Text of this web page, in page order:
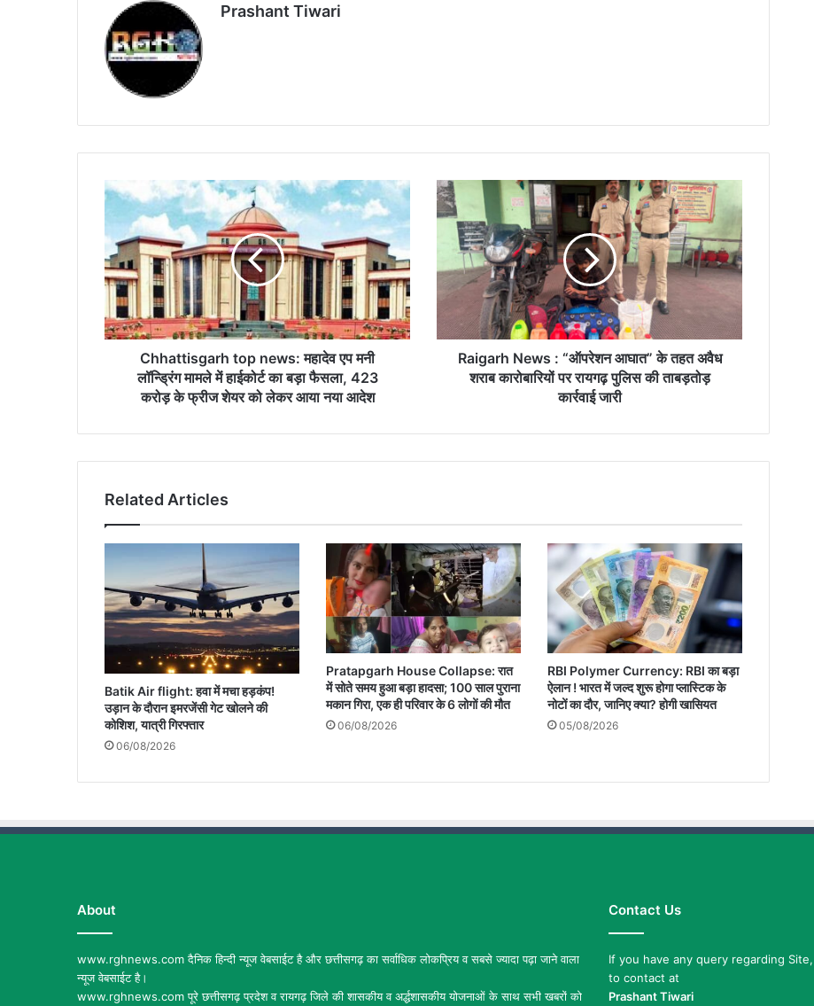
Prashant Tiwari
Chhattisgarh
news:
महादेव
एप
मनी
लॉन्ड्रिंग
मामले
में
शेयर
को
लेकर
आदेश
Chhattisgarh top news: महादेव एप मनी
लॉन्ड्रिंग मामले में हाईकोर्ट का बड़ा फैसला, 423
करोड़ के फ्रीज शेयर को लेकर आया नया आदेश
Raigarh
News
“ऑपरेशन
आघात”
अवैध
शराब
कारोबारियों
Raigarh News : “ऑपरेशन आघात” के तहत अवैध
शराब कारोबारियों पर रायगढ़ पुलिस की ताबड़तोड़
कार्रवाई जारी
Related Articles
Batik Air flight: हवा में मचा हड़कंप!
उड़ान के दौरान इमरजेंसी गेट खोलने की
कोशिश, यात्री गिरफ्तार
06/08/2026
Pratapgarh House Collapse: रात
में सोते समय हुआ बड़ा हादसा; 100 साल पुराना
मकान गिरा, एक ही परिवार के 6 लोगों की मौत
06/08/2026
RBI Polymer Currency: RBI का बड़ा
ऐलान ! भारत में जल्द शुरू होगा प्लास्टिक के
नोटों का दौर, जानिए क्या? होगी खासियत
05/08/2026
About
www.rghnews.com दैनिक हिन्दी न्यूज वेबसाईट है और छत्तीसगढ़ का सर्वाधिक लोकप्रिय व सबसे ज्यादा पढ़ा जाने वाला
न्यूज वेबसाईट है।
www.rghnews.com पूरे छत्तीसगढ़ प्रदेश व रायगढ़ जिले की शासकीय व अर्द्धशासकीय योजनाओं के साथ सभी खबरों को
Contact Us
If you have any query regarding
to contact at
Prashant Tiwari